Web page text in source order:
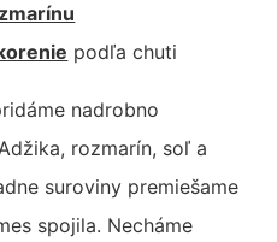
podľa chuti
nadrobno
rozmarín, soľ a
suroviny premiešame
spojila. Necháme